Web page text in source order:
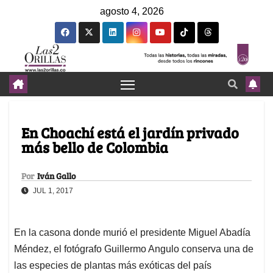
agosto 4, 2026
En Choachí está el jardín privado
más bello de Colombia
Por Iván Gallo
JUL 1, 2017
En la casona donde murió el presidente Miguel Abadía
Méndez, el fotógrafo Guillermo Angulo conserva una de
las especies de plantas más exóticas del país